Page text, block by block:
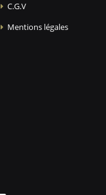
C.G.V
Mentions légales